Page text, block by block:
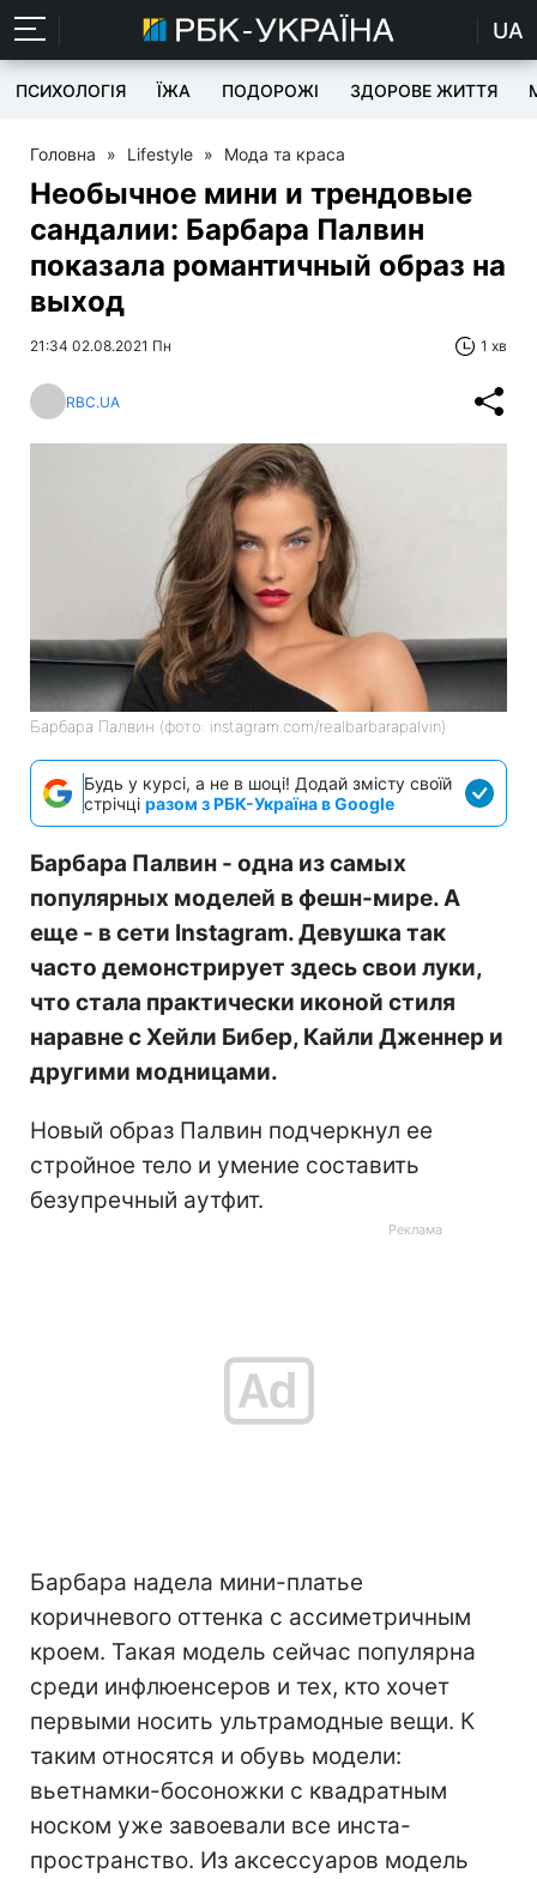
UA
ПСИХОЛОГІЯ ЇЖА ПОДОРОЖІ ЗДОРОВЕ ЖИТТЯ
Головна » Lifestyle » Мода та краса
Необычное мини и трендовые
сандалии: Барбара Палвин
показала романтичный образ на
выход
21:34 02.08.2021 Пн 1 хв
RBC.UA
Барбара Палвин (фото: instagram.com/realbarbarapalvin)
Будь у курсі, а не в шоці! Додай змісту своїй
стрічці разом з РБК-Україна в Google
Барбара Палвин - одна из самых
популярных моделей в фешн-мире. А
еще - в сети Instagram. Девушка так
часто демонстрирует здесь свои луки,
что стала практически иконой стиля
наравне с Хейли Бибер, Кайли Дженнер и
другими модницами.
Новый образ Палвин подчеркнул ее
стройное тело и умение составить
безупречный аутфит.
Барбара надела мини-платье
коричневого оттенка с ассиметричным
кроем. Такая модель сейчас популярна
среди инфлюенсеров и тех, кто хочет
первыми носить ультрамодные вещи. К
таким относятся и обувь модели:
вьетнамки-босоножки с квадратным
носком уже завоевали все инста-
пространство. Из аксессуаров модель